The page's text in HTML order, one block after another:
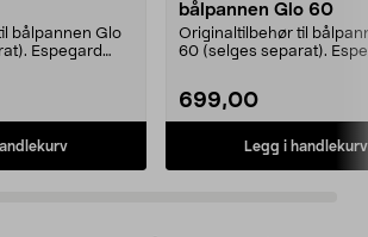
bålpannen Glo
Espegard
bålpannen Glo 60
Originaltilbehør til
60 (selges separat).
699,00
Legg i handlekurv